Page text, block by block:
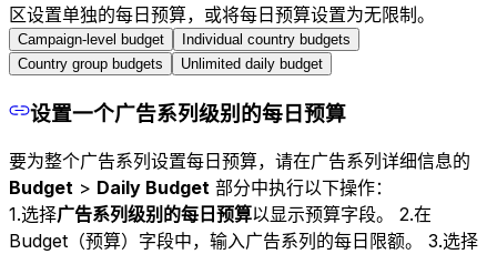
区设置单独的每日预算，或将每日预算设置为无限制。
Campaign-level budget
Individual country budgets
Country group budgets
Unlimited daily budget
设置一个广告系列级别的每日预算
要为整个广告系列设置每日预算，请在广告系列详细信息的
Budget > Daily Budget 部分中执行以下操作：
1.选择广告系列级别的每日预算以显示预算字段。 2.在
Budget（预算）字段中，输入广告系列的每日限额。 3.选择